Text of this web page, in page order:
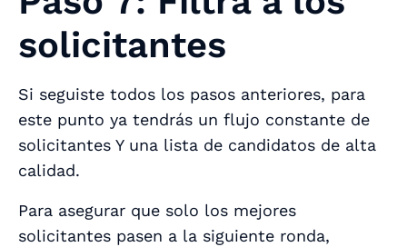
solicitantes
Si seguiste todos los pasos anteriores, para
este punto ya tendrás un flujo constante de
solicitantes Y una lista de candidatos de alta
calidad.
Para asegurar que solo los mejores
solicitantes pasen a la siguiente ronda,